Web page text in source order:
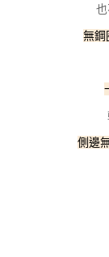
※ 交易是否成功請
客戶支援中心」
易，需依本服務之
權轉讓予恩沛科技
２．關於個人資料
https://aftee.tw/
３．未成年的使用
「AFTEE先享後付
４．使用「AFTEE
請求用戶進行身份
每筆NT$100，滿
每筆NT$100，滿
無鋼
側邊